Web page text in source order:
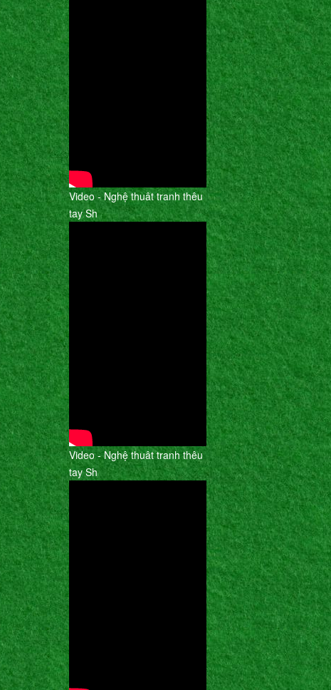
Video - Nghệ thuât tranh thêu
tay Sh
Video - Nghệ thuât tranh thêu
tay Sh